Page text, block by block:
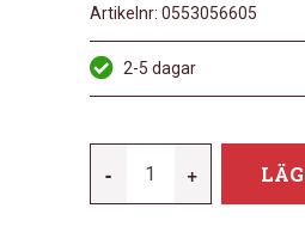
Artikelnr: 0553056605
2-5 dagar
- +